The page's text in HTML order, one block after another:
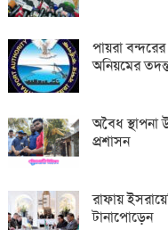
পায়রা
অনিয়মের
অবৈধ
প্রশাসন
রাফায়
টানাপোড়েন